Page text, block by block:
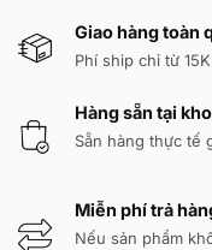
Giao hàng toàn
Phí ship chỉ từ
Hàng sẵn tại kho
Sẵn hàng thực tế
Miễn phí trả
Nếu sản phẩm